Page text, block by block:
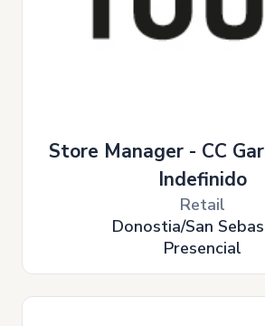
Store Manager - CC
Indefinido
Retail
Donostia/San
Presencial